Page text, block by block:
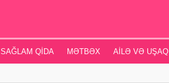
SAĞLAM QIDA MƏTBƏX AILƏ VƏ UŞAQ